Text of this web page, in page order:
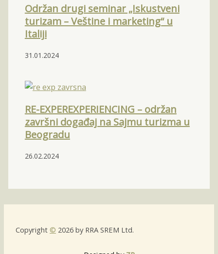
Održan drugi seminar „Iskustveni
turizam – Veštine i marketing“ u
Italiji
31.01.2024
RE-EXPEREXPERIENCING – održan
završni događaj na Sajmu turizma u
Beogradu
26.02.2024
Copyright © 2026 by RRA SREM Ltd.